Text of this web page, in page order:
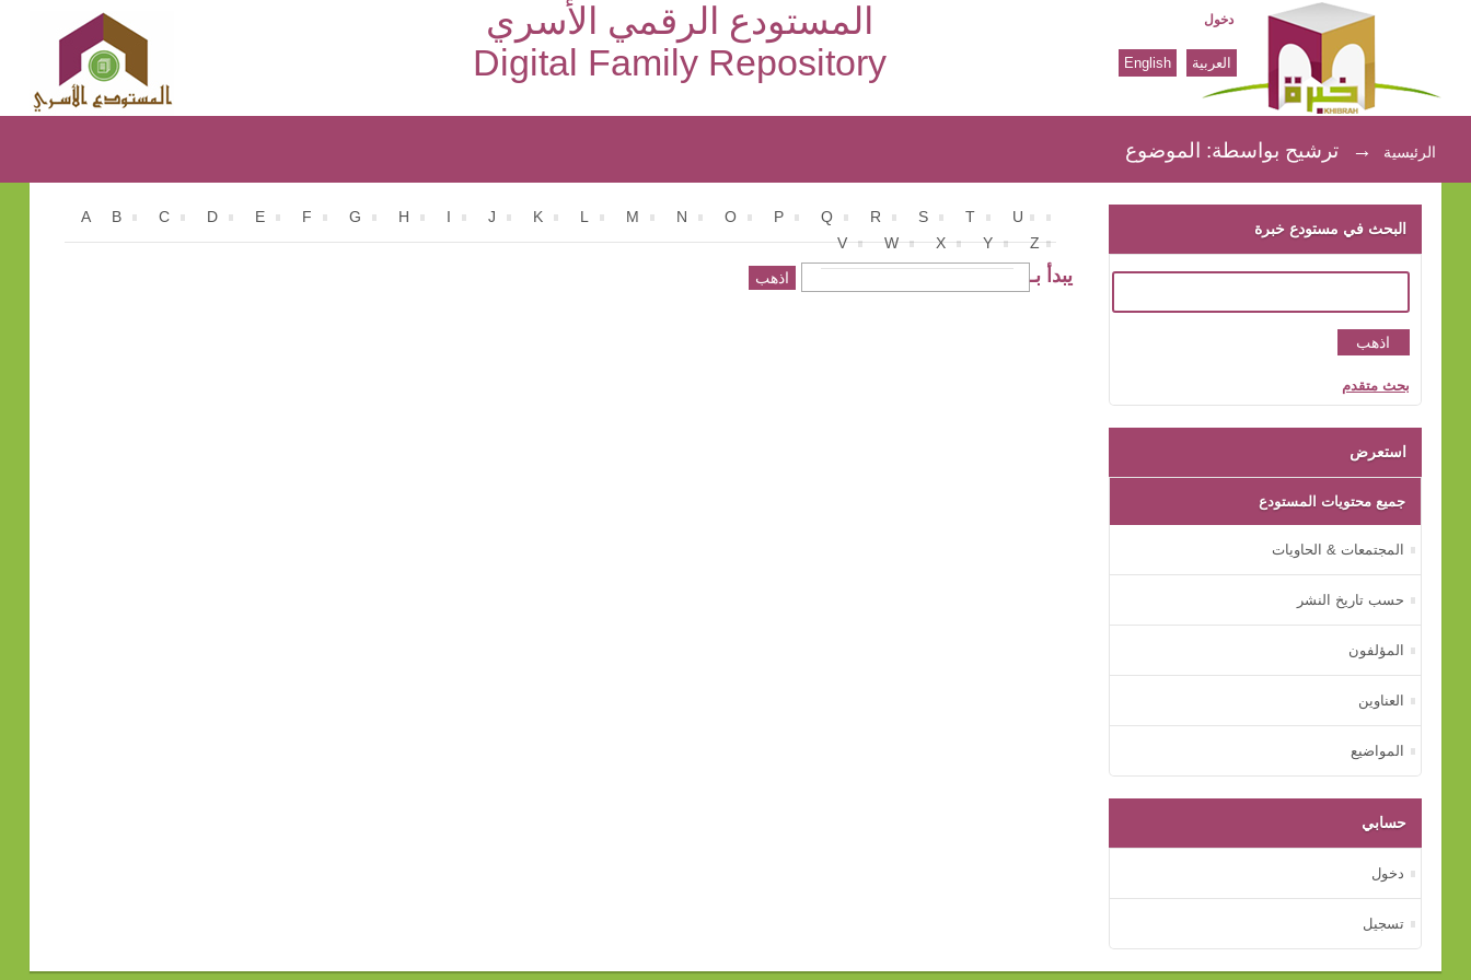
المستودع الرقمي الأسري
Digital Family Repository
ترشيح بواسطة: الموضوع
دخول
العربية English
الرئيسية → ترشيح بواسطة: الموضوع
A B C D E F G H J K L M N O P Q R S T
U
V
W X Y Z
يبدأ بـ
البحث في مستودع خبرة
بحث متقدم
استعرض
جميع محتويات المستودع
المجتمعات & الحاويات
حسب تاريخ النشر
المؤلفون
العناوين
المواضيع
حسابي
دخول
تسجيل